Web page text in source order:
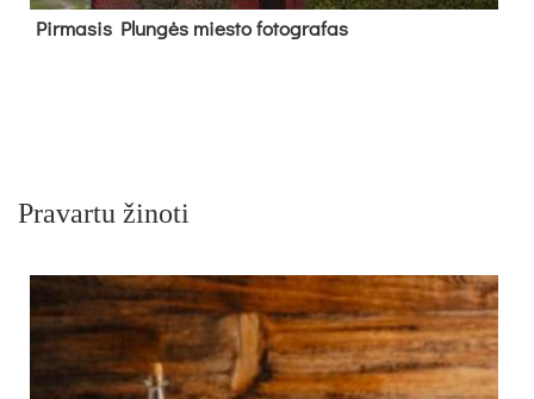
Pir­ma­sis Plun­gės mies­to fo­tog­ra­fas
Pravartu žinoti